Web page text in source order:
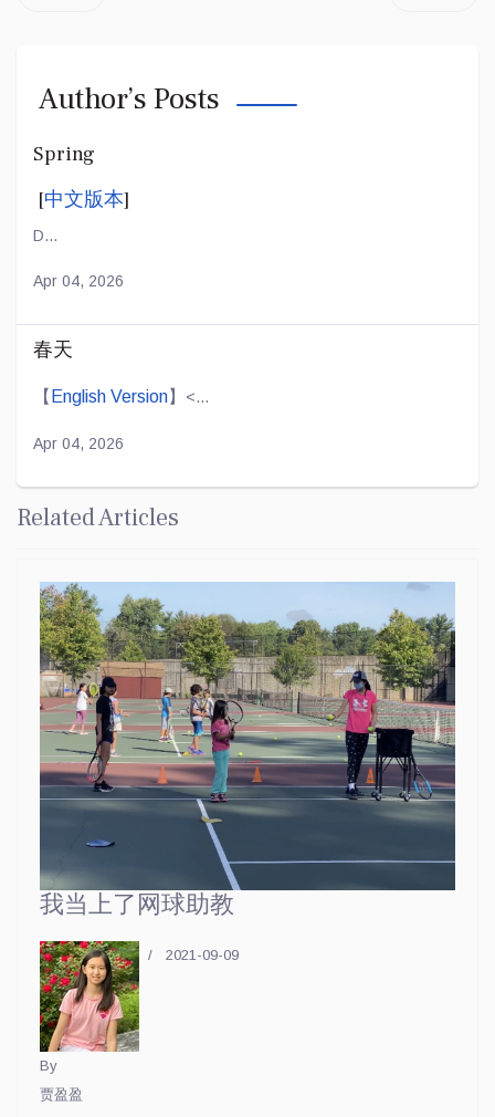
Author’s Posts
Spring
[中文版本]
D...
Apr 04, 2026
春天
【 English Version】 <...
Apr 04, 2026
Related Articles
我当上了网球助教
By
贾盈盈
2021-09-09